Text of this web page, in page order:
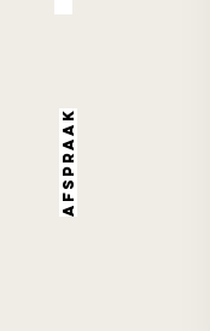
Afspraak